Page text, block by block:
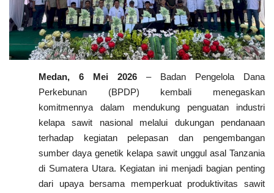
Medan, 6 Mei 2026 – Badan Pengelola Dana
Perkebunan (BPDP) kembali menegaskan
komitmennya dalam mendukung penguatan industri
kelapa sawit nasional melalui dukungan pendanaan
terhadap kegiatan pelepasan dan pengembangan
sumber daya genetik kelapa sawit unggul asal Tanzania
di Sumatera Utara. Kegiatan ini menjadi bagian penting
dari upaya bersama memperkuat produktivitas sawit